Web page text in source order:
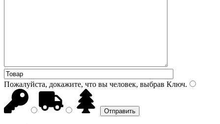
Пожалуйста, докажите, что вы человек, выбрав Ключ.